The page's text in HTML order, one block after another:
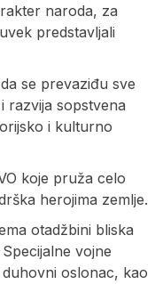
naroda, za
predstavljali
se prevaziđu sve
razvija sopstvena
i kulturno
koje pruža celo
herojima zemlje.
otadžbini bliska
vojne
oslonac, kao